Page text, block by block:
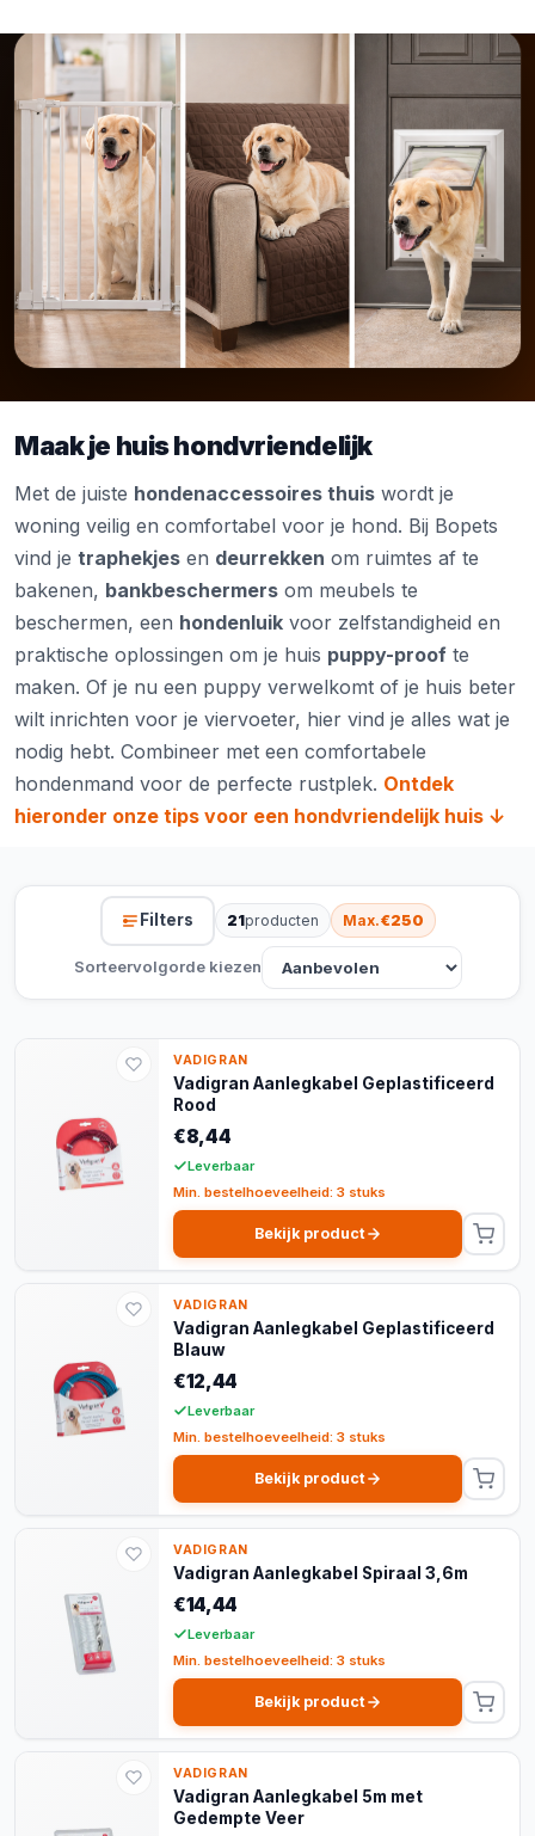
Maak je huis hondvriendelijk
Met de juiste hondenaccessoires thuis wordt je
woning veilig en comfortabel voor je hond. Bij Bopets
vind je traphekjes en deurrekken om ruimtes af te
bakenen, bankbeschermers om meubels te
beschermen, een hondenluik voor zelfstandigheid en
praktische oplossingen om je huis puppy-proof te
maken. Of je nu een puppy verwelkomt of je huis beter
wilt inrichten voor je viervoeter, hier vind je alles wat je
nodig hebt. Combineer met een comfortabele
hondenmand voor de perfecte rustplek. Ontdek
hieronder onze tips voor een hondvriendelijk huis ↓
Filters 21producten Max.€250
Sorteervolgorde kiezen
VADIGRAN
Vadigran Aanlegkabel Geplastificeerd
Rood
€8,44
Leverbaar
Min. bestelhoeveelheid: 3 stuks
Bekijk product
VADIGRAN
Vadigran Aanlegkabel Geplastificeerd
Blauw
€12,44
Leverbaar
Min. bestelhoeveelheid: 3 stuks
Bekijk product
VADIGRAN
Vadigran Aanlegkabel Spiraal 3,6m
€14,44
Leverbaar
Min. bestelhoeveelheid: 3 stuks
Bekijk product
VADIGRAN
Vadigran Aanlegkabel 5m met
Gedempte Veer